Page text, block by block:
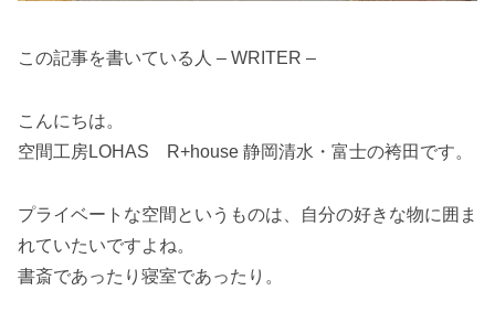
この記事を書いている人 – WRITER –
こんにちは。
空間工房LOHAS R+house 静岡清水・富士の袴田です。
プライベートな空間というものは、自分の好きな物に囲ま
れていたいですよね。
書斎であったり寝室であったり。